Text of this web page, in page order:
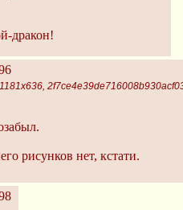
дракон!
рисунков нет, кстати.